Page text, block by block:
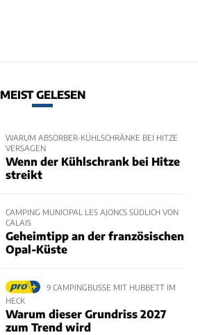
MEIST GELESEN
WARUM ABSORBER-KÜHLSCHRÄNKE BEI HITZE
VERSAGEN
Wenn der Kühlschrank bei Hitze
streikt
CAMPING MUNICIPAL LES AJONCS SÜDLICH VON
CALAIS
Geheimtipp an der französischen
Opal-Küste
9 CAMPINGBUSSE MIT HUBBETT IM
HECK
Warum dieser Grundriss 2027
zum Trend wird